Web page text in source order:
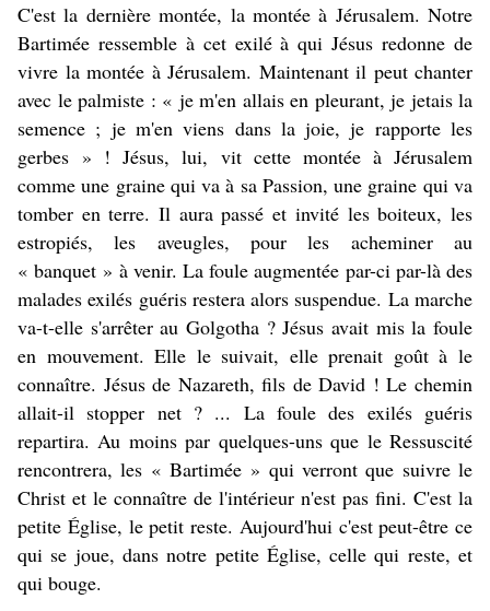
C'est la dernière montée, la montée à Jérusalem. Notre
Bartimée ressemble à cet exilé à qui Jésus redonne de
vivre la montée à Jérusalem. Maintenant il peut chanter
avec le palmiste : « je m'en allais en pleurant, je jetais la
semence ; je m'en viens dans la joie, je rapporte les
gerbes » ! Jésus, lui, vit cette montée à Jérusalem
comme une graine qui va à sa Passion, une graine qui va
tomber en terre. Il aura passé et invité les boiteux, les
estropiés, les aveugles, pour les acheminer au
« banquet » à venir. La foule augmentée par-ci par-là des
malades exilés guéris restera alors suspendue. La marche
va-t-elle s'arrêter au Golgotha ? Jésus avait mis la foule
en mouvement. Elle le suivait, elle prenait goût à le
connaître. Jésus de Nazareth, fils de David ! Le chemin
allait-il stopper net ? ... La foule des exilés guéris
repartira. Au moins par quelques-uns que le Ressuscité
rencontrera, les « Bartimée » qui verront que suivre le
Christ et le connaître de l'intérieur n'est pas fini. C'est la
petite Église, le petit reste. Aujourd'hui c'est peut-être ce
qui se joue, dans notre petite Église, celle qui reste, et
qui bouge.